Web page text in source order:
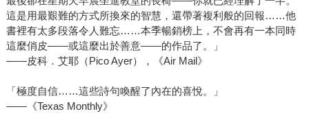
這是用最艱難的方式所換來的智慧，還帶著複利般的回報……他
書裡有太多段落令人難忘……本季暢銷榜上，不會再有一本同時
這麼俏皮——或這麼出於善意——的作品了。」
——皮科．艾耶（Pico Ayer），《Air Mail》
「極度自信……這些詩句喚醒了內在的喜悅。」
——《Texas Monthly》